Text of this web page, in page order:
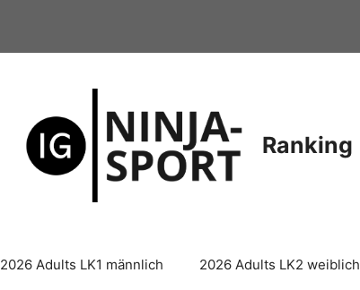
Ranking
2026 Adults LK1 männlich 2026 Adults LK2 weiblich